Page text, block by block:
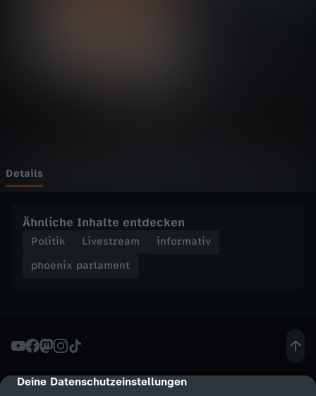
cmp-dialog-description
Deine Datenschutzeinstellungen
m
n
A
u
Details
Ähnliche Inhalte entdecken
Politik Livestream
informativ
phoenix parlament